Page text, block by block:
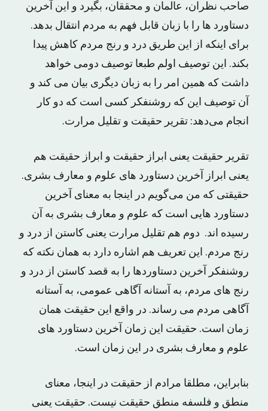
صاحب نظران، عالمان و محققان، بگیرد و این آخرین
دستاورد ها را با زبان قابل فهم به مردم انتقال بدهد.
برای اینکه از این طریق درد و رنج مردم کاهش پیدا
بکند. این توصیف اولم طبعا توصیف دومی خواهد
داشت که همین امر را به زبان دیگری بیان می کند و
آن توصیف این که روشنفکر کسی است که دو کار
انجام می‌دهد: تقریر حقیقت و تقلیل مرارت.
تقریر حقیقت یعنی ابراز حقیقت و ابراز حقیقت هم
یعنی ابراز آخرین دستاورد های علوم و معارف بشری.
حقیقتی که من می‌گویم در اینجا به معنای آخرین
دستاورد هایی است که علوم و معارف بشری به آن
رسیده اند. دوم هم تقلیل مرارت یعنی کاستن از درد و
رنج مردم. این تعریف هم اشاره دارد به همان نکته‌ که
روشنفکر آخرین دستاوردها را به قصد کاستن از درد و
رنج های مردم، به آستانه‌ آگاهی عمومی، به آستانه‌
آگاهی مردم می رساند. در واقع این حقیقت همان
زمان است. حقیقت این زمان آخرین دستاورد های
علوم و معارف بشری در این زمان است.
بنابراین، مطلقا مرادم از حقیقت در اینجا، معنای
منطق و فلسفه‌ منطق حقیقت نیست. حقیقت یعنی